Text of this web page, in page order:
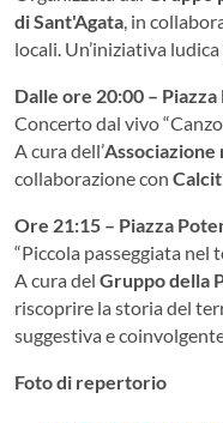
di Sant'Agata, in
locali. Un’iniziativa
Dalle ore 20:00 –
Concerto dal vivo
A cura dell’
collaborazione con
Ore 21:15 – Piazza
“Piccola passeggiata nel
A cura del Gruppo della
riscoprire la storia del
suggestiva e
Foto di repertorio